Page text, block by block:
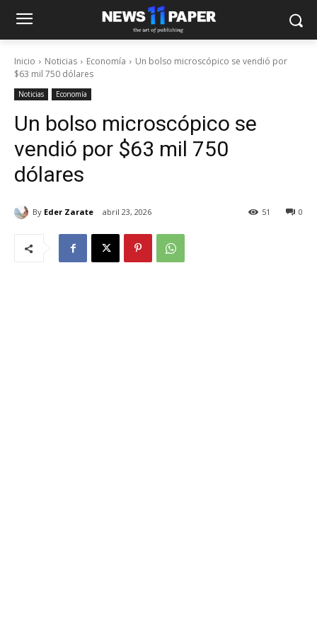
Inicio Noticias Economía
Un bolso microscópico se vendió por
$63 mil 750 dólares
Noticias Economía
Un bolso microscópico se
vendió por $63 mil 750
dólares
By Eder Zarate abril 23, 2026 0
51